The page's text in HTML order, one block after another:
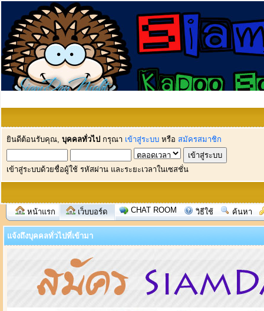
ยินดีต้อนรับคุณ, บุคคลทั่วไป กรุณา เข้าสู่ระบบ หรือ สมัครสมาชิก
เข้าสู่ระบบด้วยชื่อผู้ใช้ รหัสผ่าน และระยะเวลาในเซสชั่น
หน้าแรก เว็บบอร์ด CHAT ROOM วิธีใช้ ค้นหา
แจ้งถึงบุคคลทั่วไปที่เข้ามา